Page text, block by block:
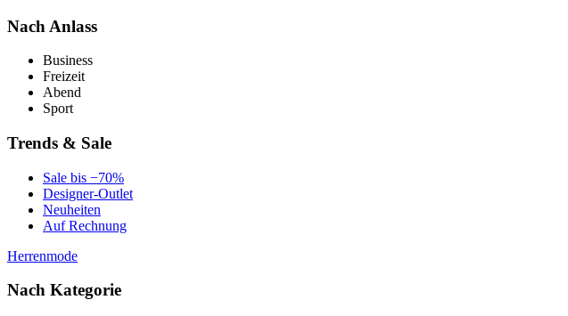
Nach Anlass
Business
Freizeit
Abend
Sport
Trends & Sale
Sale bis −70%
Designer-Outlet
Neuheiten
Auf Rechnung
Herrenmode
Nach Kategorie